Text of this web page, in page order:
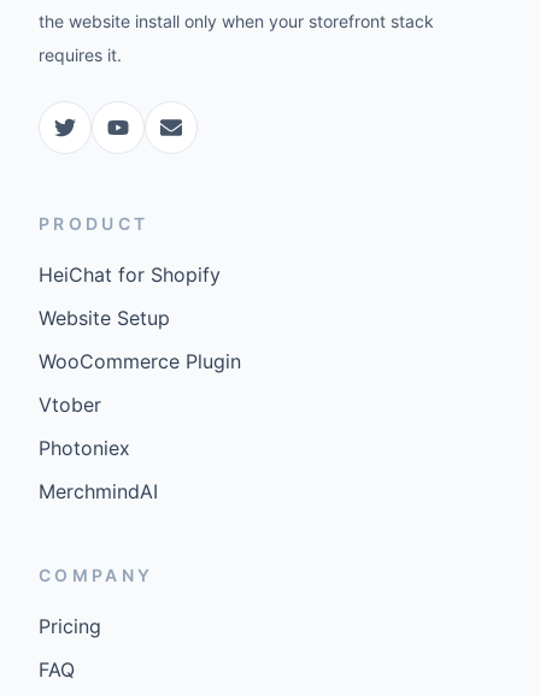
the website install only when your storefront stack
requires it.
PRODUCT
HeiChat for Shopify
Website Setup
WooCommerce Plugin
Vtober
Photoniex
MerchmindAI
COMPANY
Pricing
FAQ